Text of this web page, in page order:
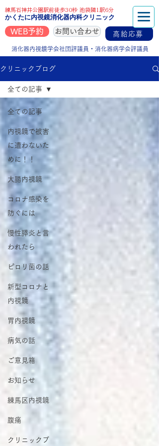
練馬石神井公園駅前徒歩30秒 池袋隣1駅6分
かくたに内視鏡消化器内科クリニック
お問い合わせ
WEB予約 高給応募
消化器内視鏡学会社団評議員・消化器病学会評議員
クリニックブログ
全ての記事
内視鏡で被害
に遭わないた
めに！！
大腸内視鏡
コロナ感染を
防ぐには
慢性膵炎と言
われたら
ピロリ菌の話
新型コロナと
内視鏡
胃内視鏡
病気の話
ご意見箱
お知らせ
練馬区内視鏡
腹痛
クリニックブ
全ての記事